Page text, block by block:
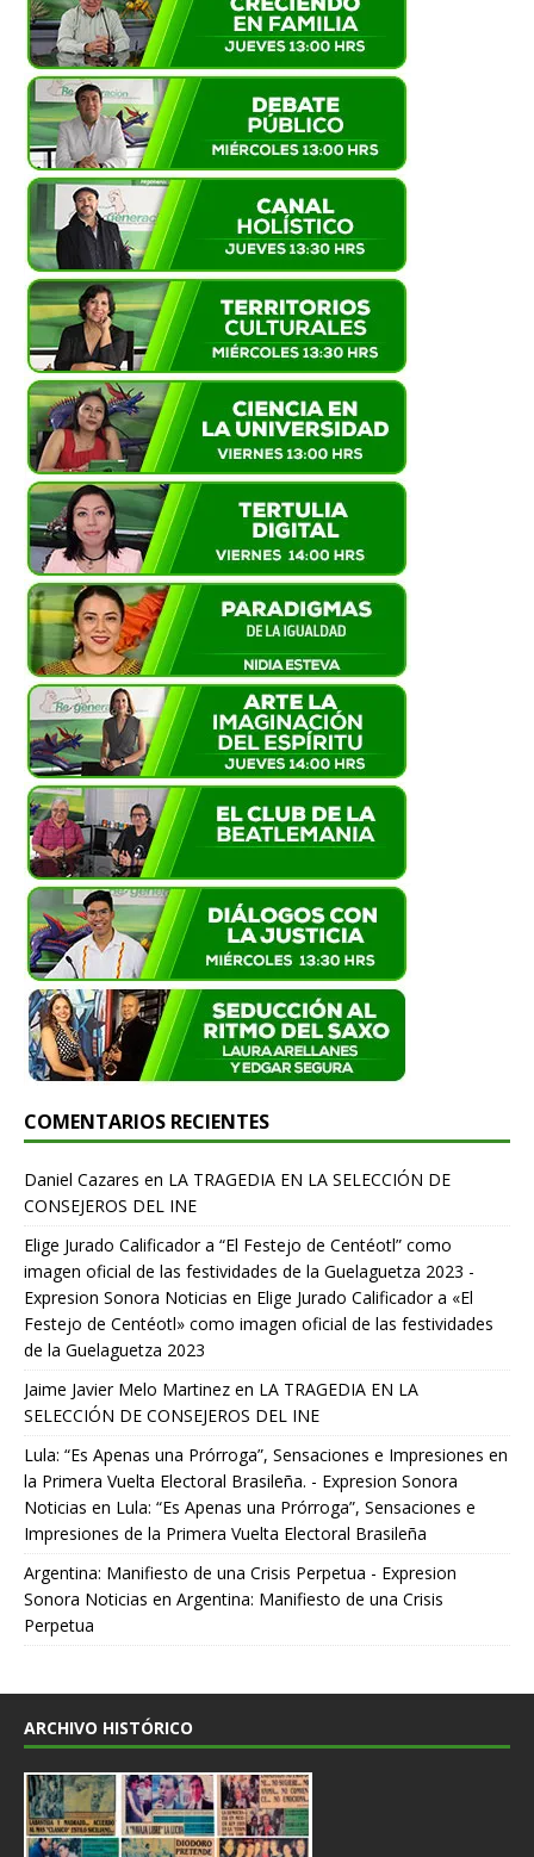
COMENTARIOS RECIENTES
Daniel Cazares en LA TRAGEDIA EN LA SELECCIÓN DE
CONSEJEROS DEL INE
Elige Jurado Calificador a “El Festejo de Centéotl” como
imagen oficial de las festividades de la Guelaguetza 2023 -
Expresion Sonora Noticias en Elige Jurado Calificador a «El
Festejo de Centéotl» como imagen oficial de las festividades
de la Guelaguetza 2023
Jaime Javier Melo Martinez en LA TRAGEDIA EN LA
SELECCIÓN DE CONSEJEROS DEL INE
Lula: “Es Apenas una Prórroga”, Sensaciones e Impresiones en
la Primera Vuelta Electoral Brasileña. - Expresion Sonora
Noticias en Lula: “Es Apenas una Prórroga”, Sensaciones e
Impresiones de la Primera Vuelta Electoral Brasileña
Argentina: Manifiesto de una Crisis Perpetua - Expresion
Sonora Noticias en Argentina: Manifiesto de una Crisis
Perpetua
ARCHIVO HISTÓRICO